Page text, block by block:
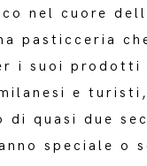
nel cuore
pasticceria
i suoi
e
quasi due
speciale o